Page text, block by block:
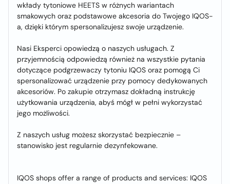
wkłady tytoniowe HEETS w różnych wariantach
smakowych oraz podstawowe akcesoria do Twojego IQOS-
a, dzięki którym spersonalizujesz swoje urządzenie.
Nasi Eksperci opowiedzą o naszych usługach. Z
przyjemnością odpowiedzą również na wszystkie pytania
dotyczące podgrzewaczy tytoniu IQOS oraz pomogą Ci
spersonalizować urządzenie przy pomocy dedykowanych
akcesoriów. Po zakupie otrzymasz dokładną instrukcję
użytkowania urządzenia, abyś mógł w pełni wykorzystać
jego możliwości.
Z naszych usług możesz skorzystać bezpiecznie –
stanowisko jest regularnie dezynfekowane.
IQOS shops offer a range of products and services: IQOS